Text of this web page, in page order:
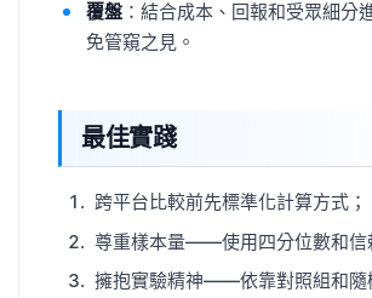
覆盤：結合成本、回報和受眾細分
免管窺之見。
最佳實踐
跨平台比較前先標準化計算方式；
尊重樣本量——使用四分位數和信
擁抱實驗精神——依靠對照組和隨